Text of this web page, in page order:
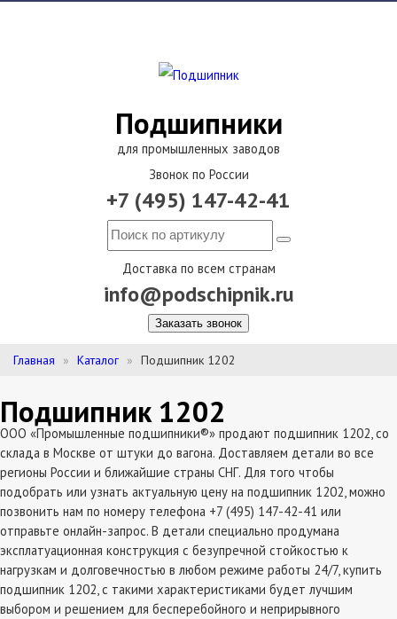
Подшипники
для промышленных заводов
Звонок по России
+7 (495) 147-42-41
Доставка по всем странам
info@podschipnik.ru
Заказать звонок
Главная Каталог Подшипник 1202
Подшипник 1202
ООО «Промышленные подшипники®» продают подшипник 1202, со
склада в Москве от штуки до вагона. Доставляем детали во все
регионы России и ближайшие страны СНГ. Для того чтобы
подобрать или узнать актуальную цену на подшипник 1202, можно
позвонить нам по номеру телефона +7 (495) 147-42-41 или
отправьте онлайн-запрос. В детали специально продумана
эксплатуационная конструкция с безупречной стойкостью к
нагрузкам и долговечностью в любом режиме работы 24/7, купить
подшипник 1202, с такими характеристиками будет лучшим
выбором и решением для бесперебойного и неприрывного